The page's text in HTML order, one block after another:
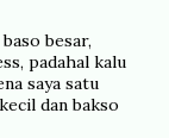
besar,
padahal kalu
saya satu
dan bakso